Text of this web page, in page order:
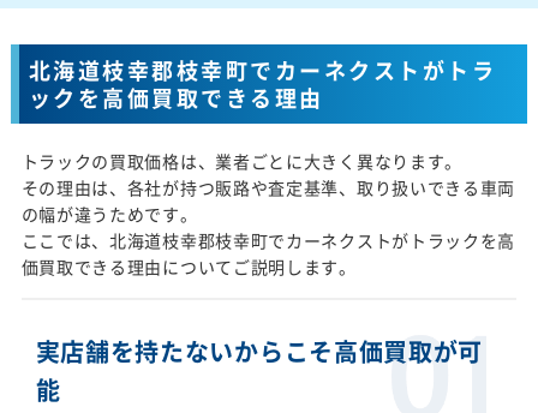
北海道枝幸郡枝幸町でカーネクストがトラ
ックを高価買取できる理由
トラックの買取価格は、業者ごとに大きく異なります。
その理由は、各社が持つ販路や査定基準、取り扱いできる車両
の幅が違うためです。
ここでは、北海道枝幸郡枝幸町でカーネクストがトラックを高
価買取できる理由についてご説明します。
実店舗を持たないからこそ高価買取が可
能